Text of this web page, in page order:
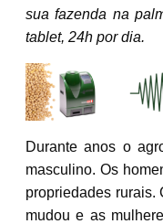
sua fazenda na
tablet, 24h por dia.
Durante anos o
masculino. Os
propriedades rurais.
mudou e as